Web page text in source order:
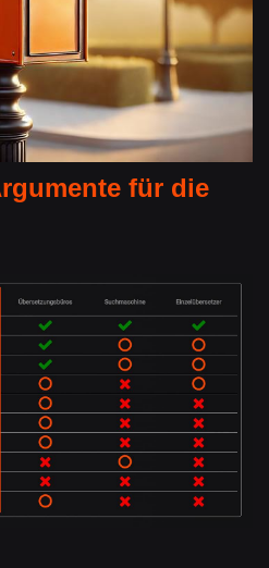
für die